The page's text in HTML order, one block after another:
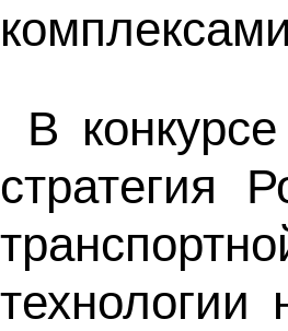
В
стратегия
технологии